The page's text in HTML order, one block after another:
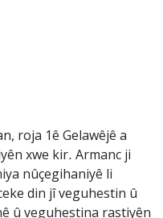
roja 1ê Gelawêjê a
xwe kir. Armanc ji
nûçegihaniyê li
din jî veguhestin û
û veguhestina rastiyên